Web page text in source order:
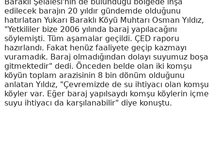
edilecek barajın 20 yıldır gündemde olduğunu
hatırlatan Yukarı Baraklı Köyü Muhtarı Osman Yıldız,
"Yetkililer bize 2006 yılında baraj yapılacağını
söylemişti. Tüm aşamalar geçildi. ÇED raporu
hazırlandı. Fakat henüz faaliyete geçip kazmayı
vuramadık. Baraj olmadığından dolayı suyumuz boşa
gitmektedir" dedi. Önceden belde olan iki komşu
köyün toplam arazisinin 8 bin dönüm olduğunu
anlatan Yıldız, "Çevremizde de su ihtiyacı olan komşu
köyler var. Eğer baraj yapılsaydı komşu köylerin içme
suyu ihtiyacı da karşılanabilir" diye konuştu.